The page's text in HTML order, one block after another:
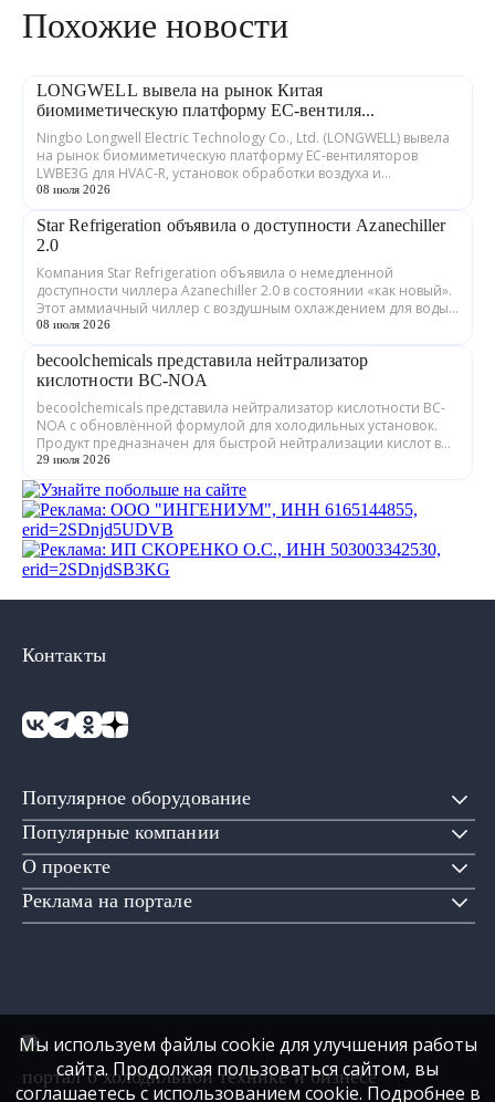
Похожие новости
LONGWELL вывела на рынок Китая
биомиметическую платформу EC-вентиля...
Ningbo Longwell Electric Technology Co., Ltd. (LONGWELL) вывела
на рынок биомиметическую платформу EC-вентиляторов
LWBE3G для HVAC-R, установок обработки воздуха и
охлаждения дата-центров. Как сооб...
08 июля 2026
Star Refrigeration объявила о доступности Azanechiller
2.0
Компания Star Refrigeration объявила о немедленной
доступности чиллера Azanechiller 2.0 в состоянии «как новый».
Этот аммиачный чиллер с воздушным охлаждением для воды/
гликоля никогда не покидал за...
08 июля 2026
becoolchemicals представила нейтрализатор
кислотности BC-NOA
becoolchemicals представила нейтрализатор кислотности BC-
NOA с обновлённой формулой для холодильных установок.
Продукт предназначен для быстрой нейтрализации кислот в
минеральных и синтетически...
29 июля 2026
Популярное оборудование
Популярные компании
О проекте
Реклама на портале
Контакты
портал о холодильной технике и бизнесе
Мы используем файлы cookie для улучшения работы
сайта. Продолжая пользоваться сайтом, вы
соглашаетесь с использованием cookie. Подробнее в